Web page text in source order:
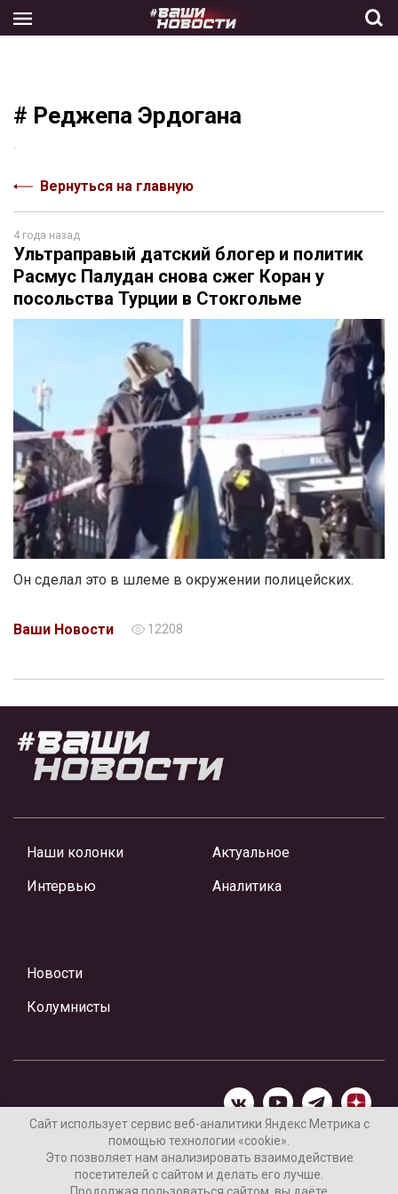
the
# Реджепа Эрдогана
Вернуться на главную
4 года назад
Ультраправый датский блогер и политик
Расмус Палудан снова сжег Коран у
посольства Турции в Стокгольме
Он сделал это в шлеме в окружении полицейских.
Ваши Новости 12208
Наши колонки
Интервью
Актуальное
Аналитика
Новости
Колумнисты
Материалы предоставлены редакцией Интернет-газеты
«Ваши новости»
Сайт использует сервис веб-аналитики Яндекс Метрика с
помощью технологии «cookie».
Это позволяет нам анализировать взаимодействие
посетителей с сайтом и делать его лучше.